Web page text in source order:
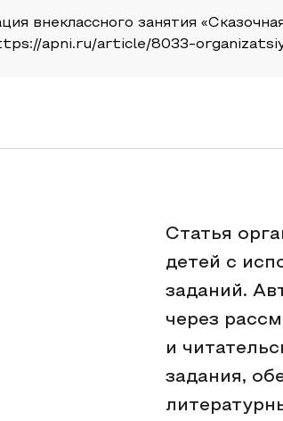
внеклассного занятия
apni.ru/article/8033-
Статья
детей с
заданий.
через
и
задания,